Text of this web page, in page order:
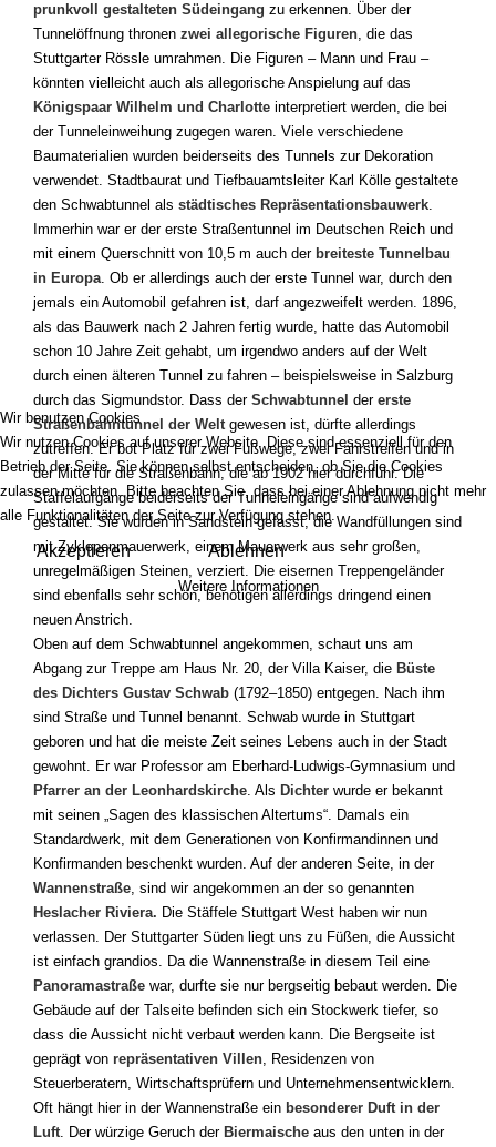
prunkvoll gestalteten Südeingang zu erkennen. Über der
Tunnelöffnung thronen zwei allegorische Figuren, die das
Stuttgarter Rössle umrahmen. Die Figuren – Mann und Frau –
könnten vielleicht auch als allegorische Anspielung auf das
Königspaar Wilhelm und Charlotte interpretiert werden, die bei
der Tunneleinweihung zugegen waren. Viele verschiedene
Baumaterialien wurden beiderseits des Tunnels zur Dekoration
verwendet. Stadtbaurat und Tiefbauamtsleiter Karl Kölle gestaltete
den Schwabtunnel als städtisches Repräsentationsbauwerk.
Immerhin war er der erste Straßentunnel im Deutschen Reich und
mit einem Querschnitt von 10,5 m auch der breiteste Tunnelbau
in Europa. Ob er allerdings auch der erste Tunnel war, durch den
jemals ein Automobil gefahren ist, darf angezweifelt werden. 1896,
als das Bauwerk nach 2 Jahren fertig wurde, hatte das Automobil
schon 10 Jahre Zeit gehabt, um irgendwo anders auf der Welt
durch einen älteren Tunnel zu fahren – beispielsweise in Salzburg
durch das Sigmundstor. Dass der Schwabtunnel der erste
Straßenbahntunnel der Weltgewesen ist, dürfte allerdings
zutreffen. Er bot Platz für zwei Fußwege, zwei Fahrstreifen und in
der Mitte für die Straßenbahn, die ab 1902 hier durchfuhr. Die
Staffelaufgänge beiderseits der Tunneleingänge sind aufwendig
gestaltet. Sie wurden in Sandstein gefasst, die Wandfüllungen sind
mit Zyklopenmauerwerk, einem Mauerwerk aus sehr großen,
unregelmäßigen Steinen, verziert. Die eisernen Treppengeländer
sind ebenfalls sehr schön, benötigen allerdings dringend einen
neuen Anstrich.
Oben auf dem Schwabtunnel angekommen, schaut uns am
Abgang zur Treppe am Haus Nr. 20, der Villa Kaiser, die Büste
des Dichters Gustav Schwab (1792–1850) entgegen. Nach ihm
sind Straße und Tunnel benannt. Schwab wurde in Stuttgart
geboren und hat die meiste Zeit seines Lebens auch in der Stadt
gewohnt. Er war Professor am Eberhard-Ludwigs-Gymnasium und
Pfarrer an der Leonhardskirche. Als Dichter wurde er bekannt
mit seinen „Sagen des klassischen Altertums“. Damals ein
Standardwerk, mit dem Generationen von Konfirmandinnen und
Konfirmanden beschenkt wurden. Auf der anderen Seite, in der
Wannenstraße, sind wir angekommen an der so genannten
Heslacher Riviera. Die Stäffele Stuttgart West haben wir nun
verlassen. Der Stuttgarter Süden liegt uns zu Füßen, die Aussicht
ist einfach grandios. Da die Wannenstraße in diesem Teil eine
Panoramastraße war, durfte sie nur bergseitig bebaut werden. Die
Gebäude auf der Talseite befinden sich ein Stockwerk tiefer, so
dass die Aussicht nicht verbaut werden kann. Die Bergseite ist
geprägt von repräsentativen Villen, Residenzen von
Steuerberatern, Wirtschaftsprüfern und Unternehmensentwicklern.
Oft hängt hier in der Wannenstraße ein besonderer Duft in der
Luft. Der würzige Geruch der Biermaische aus den unten in der
Wir benutzen Cookies
Wir nutzen Cookies auf unserer Website. Diese sind essenziell für den
Betrieb der Seite. Sie können selbst entscheiden, ob Sie die Cookies
zulassen möchten. Bitte beachten Sie, dass bei einer Ablehnung nicht mehr
alle Funktionalitäten der Seite zur Verfügung stehen.
Akzeptieren Ablehnen
Weitere Informationen